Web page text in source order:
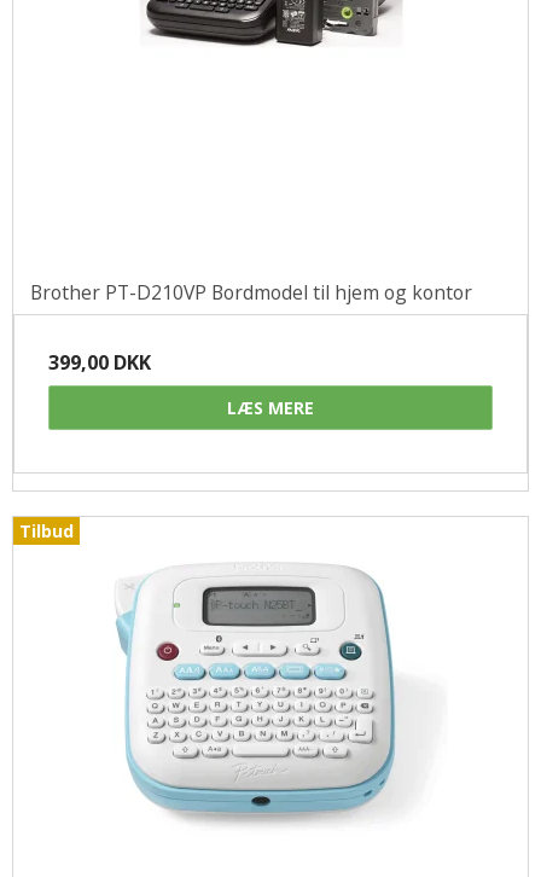
Brother PT-D210VP Bordmodel til hjem og kontor
399,00 DKK
LÆS MERE
Tilbud